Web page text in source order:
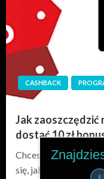
CASHBACK
Jak zaoszczędzić
dostać 10 zł
Chcesz kupować
się, jak otrzymywać